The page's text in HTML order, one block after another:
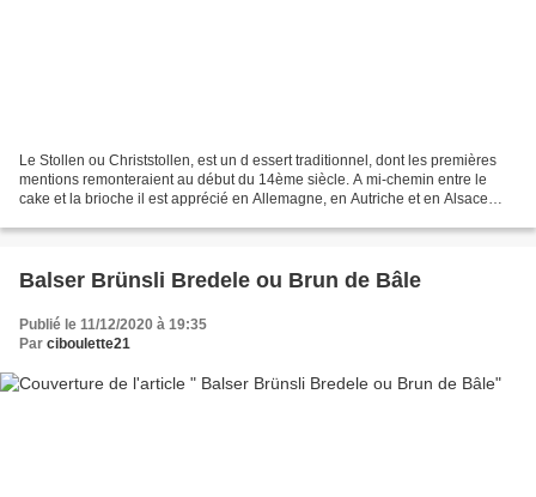
Le Stollen ou Christstollen, est un d essert traditionnel, dont les premières
mentions remonteraient au début du 14ème siècle. A mi-chemin entre le
cake et la brioche il est apprécié en Allemagne, en Autriche et en Alsace
Balser Brünsli Bredele ou Brun de Bâle
Publié le 11/12/2020 à 19:35
Par ciboulette21